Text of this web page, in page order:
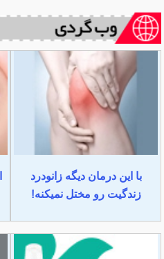
با این درمان دیگه زانودرد
زندگیت رو مختل نمیکنه!